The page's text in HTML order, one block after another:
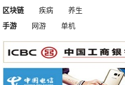
区块链
疾病
养生
手游
网游 单机